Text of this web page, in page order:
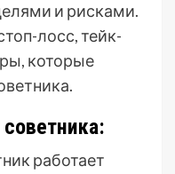
и рисками.
лосс, тейк-
которые
работает